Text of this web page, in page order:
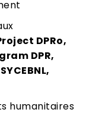
DPRo,
DPR,
humanitaires